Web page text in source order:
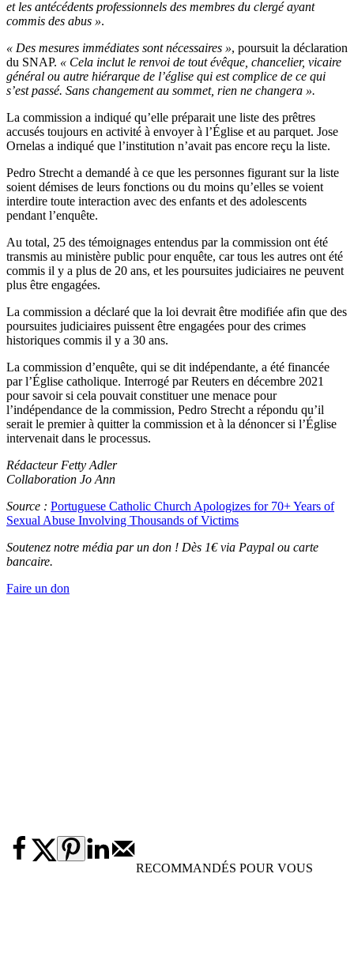
et les antécédents professionnels des membres du clergé ayant
commis des abus ».
« Des mesures immédiates sont nécessaires », poursuit la déclaration
du SNAP. « Cela inclut le renvoi de tout évêque, chancelier, vicaire
général ou autre hiérarque de l’église qui est complice de ce qui
s’est passé. Sans changement au sommet, rien ne changera ».
La commission a indiqué qu’elle préparait une liste des prêtres
accusés toujours en activité à envoyer à l’Église et au parquet. Jose
Ornelas a indiqué que l’institution n’avait pas encore reçu la liste.
Pedro Strecht a demandé à ce que les personnes figurant sur la liste
soient démises de leurs fonctions ou du moins qu’elles se voient
interdire toute interaction avec des enfants et des adolescents
pendant l’enquête.
Au total, 25 des témoignages entendus par la commission ont été
transmis au ministère public pour enquête, car tous les autres ont été
commis il y a plus de 20 ans, et les poursuites judiciaires ne peuvent
plus être engagées.
La commission a déclaré que la loi devrait être modifiée afin que des
poursuites judiciaires puissent être engagées pour des crimes
historiques commis il y a 30 ans.
La commission d’enquête, qui se dit indépendante, a été financée
par l’Église catholique. Interrogé par Reuters en décembre 2021
pour savoir si cela pouvait constituer une menace pour
l’indépendance de la commission, Pedro Strecht a répondu qu’il
serait le premier à quitter la commission et à la dénoncer si l’Église
intervenait dans le processus.
Rédacteur Fetty Adler
Collaboration Jo Ann
Source : Portuguese Catholic Church Apologizes for 70+ Years of
Sexual Abuse Involving Thousands of Victims
Soutenez notre média par un don ! Dès 1€ via Paypal ou carte
bancaire.
Faire un don
RECOMMANDÉS POUR VOUS